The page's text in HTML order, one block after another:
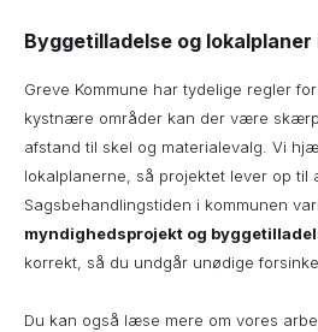
Byggetilladelse og lokalplaner
Greve Kommune har tydelige regler
kystnære områder kan der være
afstand til skel og materialevalg. Vi
lokalplanerne, så projektet lever op til
Sagsbehandlingstiden i kommunen
myndighedsprojekt og
korrekt, så du undgår unødige
Du kan også læse mere om vores